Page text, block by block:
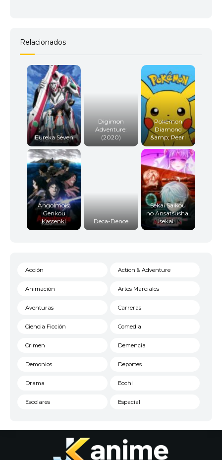
Relacionados
Eureka Seven
Digimon
Adventure:
(2020)
Pokemon
Diamond
&amp; Pearl
Angolmois:
Genkou
Kassenki
Deca-Dence
Sekai Saikou
no Ansatsusha,
Isekai...
Acción Action & Adventure
Animación Artes Marciales
Aventuras Carreras
Ciencia Ficción Comedia
Crimen Demencia
Demonios Deportes
Drama Ecchi
Escolares Espacial
Historico
Josei